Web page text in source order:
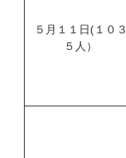
５月１１日(１０３
５人）